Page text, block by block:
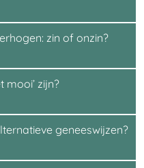
zin of onzin?
mooi’ zijn?
geneeswijzen?